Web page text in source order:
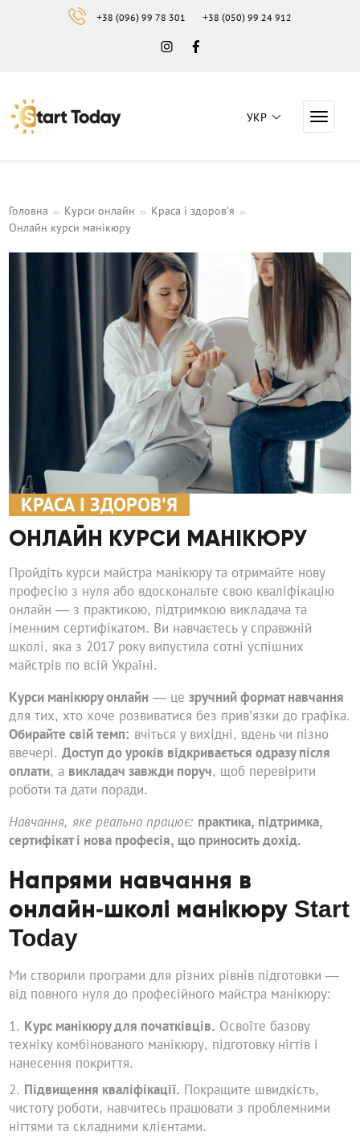
+38 (096) 99 78 301 +38 (050) 99 24 912
Instagram
Навчальний центр "Start Today" УКР
Головна Курси онлайн
Краса і здоров'я
Онлайн курси манікюру
КРАСА І ЗДОРОВ'Я
ОНЛАЙН КУРСИ МАНІКЮРУ
Пройдіть курси майстра манікюру та отримайте нову
професію з нуля або вдоскональте свою кваліфікацію
онлайн — з практикою, підтримкою викладача та
іменним сертифікатом. Ви навчаєтесь у справжній
школі, яка з 2017 року випустила сотні успішних
майстрів по всій Україні.
Курси манікюру онлайн — цезручний формат навчання
для тих, хто хоче розвиватися без прив’язки до графіка.
Обирайте свій темп: вчіться у вихідні, вдень чи пізно
ввечері.Доступ до уроків відкривається одразу після
оплати, а викладач завжди поруч, щоб перевірити
роботи та дати поради.
Навчання, яке реально працює: практика, підтримка,
сертифікат і нова професія, що приносить дохід.
Напрями навчання в
онлайн-школі манікюру Start
Today
Ми створили програми для різних рівнів підготовки —
від повного нуля до професійного майстра манікюру:
Курс манікюру для початківців. Освоїте базову
техніку комбінованого манікюру, підготовку нігтів і
нанесення покриття.
Підвищення кваліфікації. Покращите швидкість,
чистоту роботи, навчитесь працювати з проблемними
нігтями та складними клієнтами.